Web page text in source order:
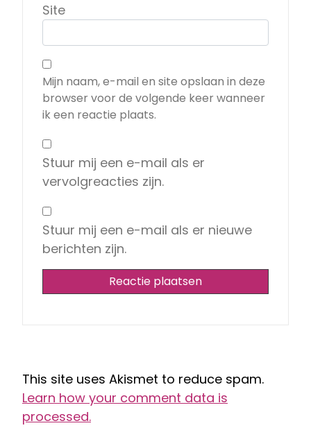
Site
Mijn naam, e-mail en site opslaan in deze
browser voor de volgende keer wanneer
ik een reactie plaats.
Stuur mij een e-mail als er
vervolgreacties zijn.
Stuur mij een e-mail als er nieuwe
berichten zijn.
This site uses Akismet to reduce spam.
Learn how your comment data is
processed.